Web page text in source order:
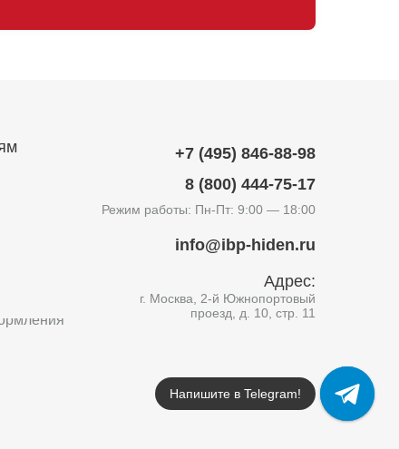
Режим работы: Пн-Пт: 9:00 — 18:00
info@ibp-hiden.ru
+7 (495) 846-88-98
Адрес:
г. Москва, 2-й Южнопортовый
проезд, д. 10, стр. 11
8 (800) 444-75-17
Напишите в Telegram!